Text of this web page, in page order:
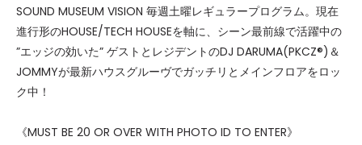
SOUND MUSEUM VISION 毎週土曜レギュラープログラム。現在
進行形のHOUSE/TECH HOUSEを軸に、シーン最前線で活躍中の
”エッジの効いた” ゲストとレジデントのDJ DARUMA(PKCZ®)＆
JOMMYが最新ハウスグルーヴでガッチリとメインフロアをロッ
ク中！
《MUST BE 20 OR OVER WITH PHOTO ID TO ENTER》